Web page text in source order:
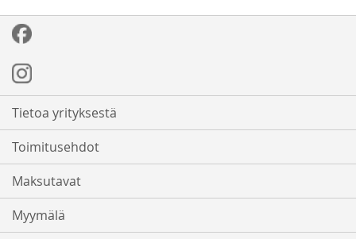
Tietoa yrityksestä
Toimitusehdot
Maksutavat
Myymälä